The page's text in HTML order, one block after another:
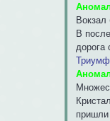
Вокзал
В
дорога